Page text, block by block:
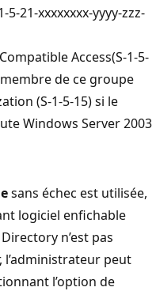
21-xxxxxxxx-yyyy-zzz-
Access(S-1-5-
de ce groupe
(S-1-5-15) si le
Windows Server 2003
sans échec est utilisée,
logiciel enfichable
n’est pas
l’administrateur peut
l’option de